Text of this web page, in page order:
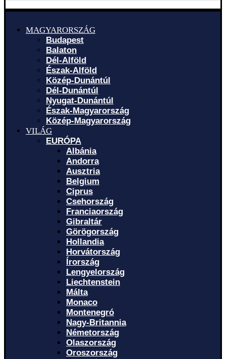
MAGYARORSZÁG
Budapest
Balaton
Dél-Alföld
Észak-Alföld
Közép-Dunántúl
Dél-Dunántúl
Nyugat-Dunántúl
Észak-Magyarország
Közép-Magyarország
VILÁG
EURÓPA
Albánia
Andorra
Ausztria
Belgium
Ciprus
Csehország
Franciaország
Gibraltár
Görögország
Hollandia
Horvátország
Írország
Lengyelország
Liechtenstein
Málta
Monaco
Montenegró
Nagy-Britannia
Németország
Olaszország
Oroszország